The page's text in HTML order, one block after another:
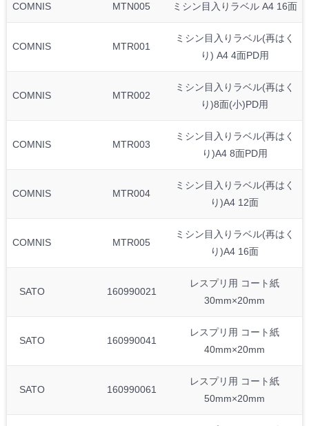
COMNIS MTN005 ミシン目入りラベル A4 16面
COMNIS MTR001
ミシン目入りラベル(再はく
り) A4 4面PD用
COMNIS MTR002
ミシン目入りラベル(再はく
り)8面(小)PD用
COMNIS MTR003
ミシン目入りラベル(再はく
り)A4 8面PD用
COMNIS MTR004
ミシン目入りラベル(再はく
り)A4 12面
COMNIS MTR005
ミシン目入りラベル(再はく
り)A4 16面
SATO 160990021
レスプリ用 コート紙
30mm×20mm
SATO 160990041
レスプリ用 コート紙
40mm×20mm
SATO 160990061
レスプリ用 コート紙
50mm×20mm